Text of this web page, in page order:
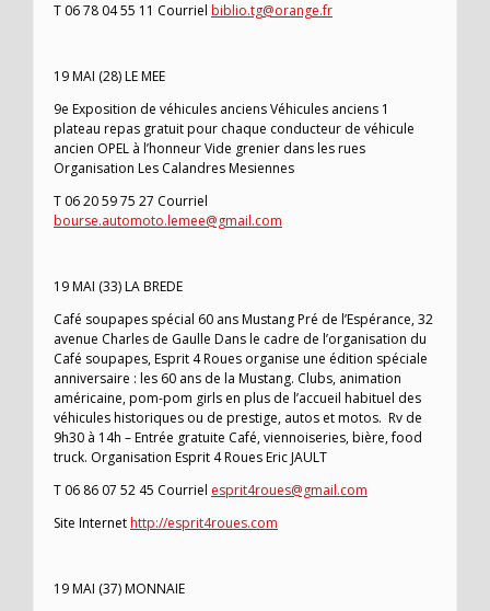
T 06 78 04 55 11 Courriel biblio.tg@orange.fr
19 MAI (28) LE MEE
9e Exposition de véhicules anciens Véhicules anciens 1
plateau repas gratuit pour chaque conducteur de véhicule
ancien OPEL à l’honneur Vide grenier dans les rues
Organisation Les Calandres Mesiennes
T 06 20 59 75 27 Courriel
bourse.automoto.lemee@gmail.com
19 MAI (33) LA BREDE
Café soupapes spécial 60 ans Mustang Pré de l’Espérance, 32
avenue Charles de Gaulle Dans le cadre de l’organisation du
Café soupapes, Esprit 4 Roues organise une édition spéciale
anniversaire : les 60 ans de la Mustang. Clubs, animation
américaine, pom-pom girls en plus de l’accueil habituel des
véhicules historiques ou de prestige, autos et motos. Rv de
9h30 à 14h – Entrée gratuite Café, viennoiseries, bière, food
truck. Organisation Esprit 4 Roues Eric JAULT
T 06 86 07 52 45 Courriel esprit4roues@gmail.com
Site Internethttp://esprit4roues.com
19 MAI (37) MONNAIE